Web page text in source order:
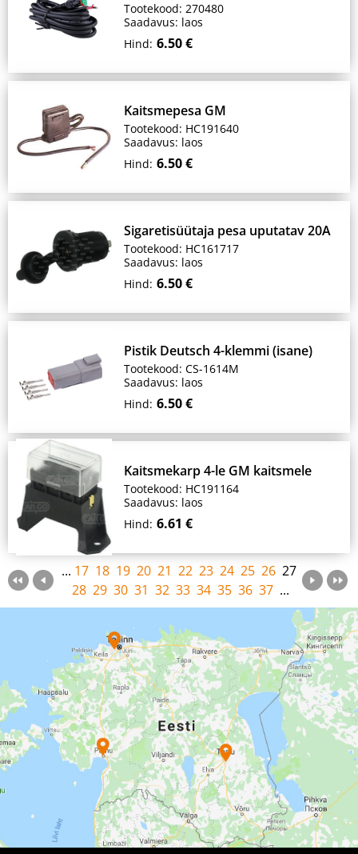
Tootekood: 270480
Saadavus: laos
Hind: 6.50 €
Kaitsmepesa GM
Tootekood: HC191640
Saadavus: laos
Hind: 6.50 €
Sigaretisüütaja pesa uputatav 20A
Tootekood: HC161717
Saadavus: laos
Hind: 6.50 €
Pistik Deutsch 4-klemmi (isane)
Tootekood: CS-1614M
Saadavus: laos
Hind: 6.50 €
Kaitsmekarp 4-le GM kaitsmele
Tootekood: HC191164
Saadavus: laos
Hind: 6.61 €
... 17 18 19 20 21 22 23 24 25 26 27
28 29 30 31 32 33 34 35 36 37 ...